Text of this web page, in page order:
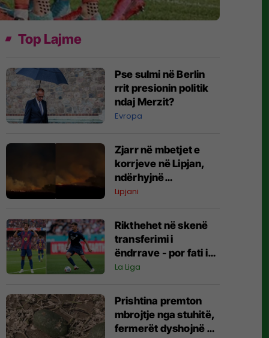
Top Lajme
Pse sulmi në Berlin
rrit presionin politik
ndaj Merzit?
Evropa
Zjarr në mbetjet e
korrjeve në Lipjan,
ndërhyjnë
zjarrëfikësit
Lipjani
Rikthehet në skenë
transferimi i
ëndrrave - por fati i
Fisnik Asllanit
Ferran Torres
La Liga
Prishtina premton
mbrojtje nga stuhitë,
fermerët dyshojnë në